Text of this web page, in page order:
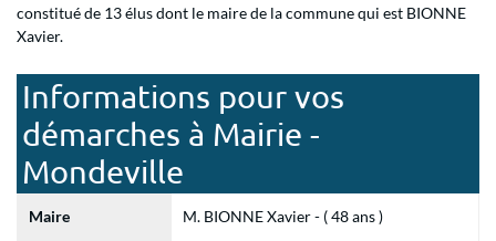
constitué de 13 élus dont le maire de la commune qui est BIONNE
Xavier.
Informations pour vos
démarches à Mairie -
Mondeville
Maire M. BIONNE Xavier - ( 48 ans )